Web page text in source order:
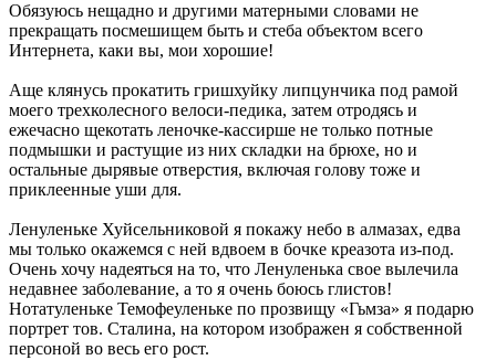
Обязуюсь нещадно и другими матерными словами не
прекращать посмешищем быть и стеба объектом всего
Интернета, каки вы, мои хорошие!
Аще клянусь прокатить гришхуйку липцунчика под рамой
моего трехколесного велоси-педика, затем отродясь и
ежечасно щекотать леночке-кассирше не только потные
подмышки и растущие из них складки на брюхе, но и
остальные дырявые отверстия, включая голову тоже и
приклеенные уши для.
Ленуленьке Хуйсельниковой я покажу небо в алмазах, едва
мы только окажемся с ней вдвоем в бочке креазота из-под.
Очень хочу надеяться на то, что Ленуленька свое вылечила
недавнее заболевание, а то я очень боюсь глистов!
Нотатуленьке Темофеуленьке по прозвищу «Гьмза» я подарю
портрет тов. Сталина, на котором изображен я собственной
персоной во весь его рост.